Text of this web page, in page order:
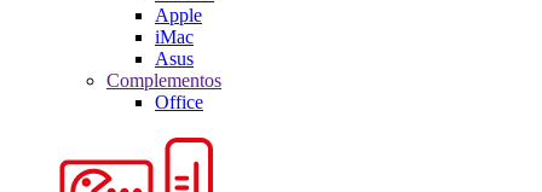
Apple
iMac
Asus
Complementos
Office